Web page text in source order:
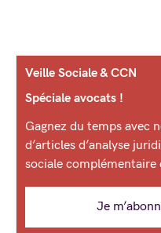
Veille Sociale & CCN
Spéciale avocats !
Gagnez du temps avec
d’articles d’analyse
sociale complémentaire
Je